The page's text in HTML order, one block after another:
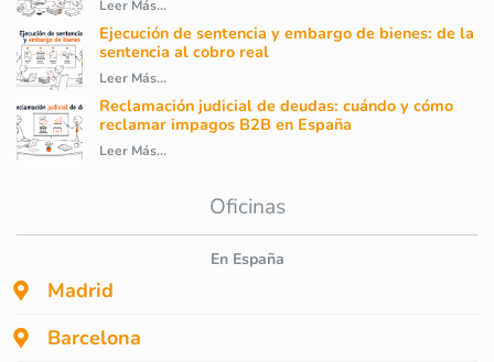
Leer Más...
Ejecución de sentencia y embargo de bienes: de la
sentencia al cobro real
Leer Más...
Reclamación judicial de deudas: cuándo y cómo
reclamar impagos B2B en España
Leer Más...
Oficinas
En España
Madrid
Barcelona